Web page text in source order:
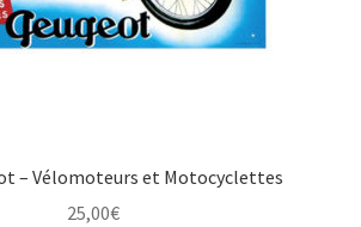
– Vélomoteurs et Motocyclettes
25,00€